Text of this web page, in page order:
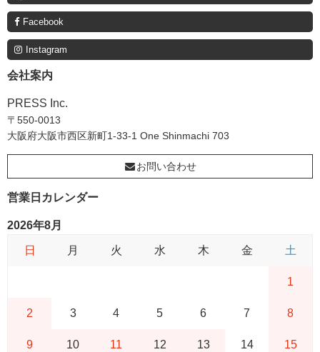
Facebook
Instagram
会社案内
PRESS Inc.
〒550-0013
大阪府大阪市西区新町1-33-1 One Shinmachi 703
お問い合わせ
営業日カレンダー
2026年8月
日 月 火 水 木 金 土
1
2 3 4 5 6 7 8
9 10 11 12 13 14 15